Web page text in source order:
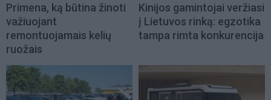
Primena, ką būtina žinoti
važiuojant
remontuojamais kelių
ruožais
Kinijos gamintojai veržiasi
į Lietuvos rinką: egzotika
tampa rimta konkurencija